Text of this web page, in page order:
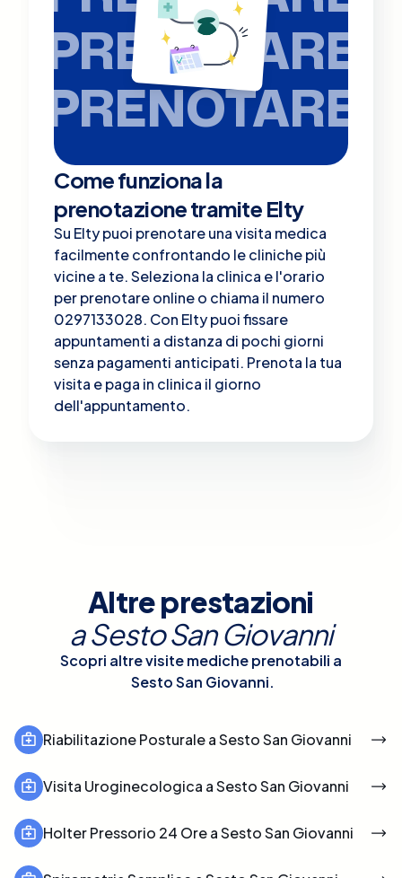
PRENOTARE
PRENOTARE
Come funziona la
prenotazione tramite Elty
Su Elty puoi prenotare una visita medica
facilmente confrontando le cliniche più
vicine a te. Seleziona la clinica e l'orario
per prenotare online o chiama il numero
0297133028. Con Elty puoi fissare
appuntamenti a distanza di pochi giorni
senza pagamenti anticipati. Prenota la tua
visita e paga in clinica il giorno
dell'appuntamento.
Altre prestazioni
aSesto San Giovanni
Scopri altre visite mediche prenotabili a
Sesto San Giovanni.
Riabilitazione Posturale a Sesto San Giovanni
Visita Uroginecologica a Sesto San Giovanni
Holter Pressorio 24 Ore a Sesto San Giovanni